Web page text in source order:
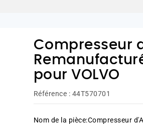
Compresseur
Remanufacturé
pour VOLVO
Référence : 44T570701
Nom de la pièce:Compresseur